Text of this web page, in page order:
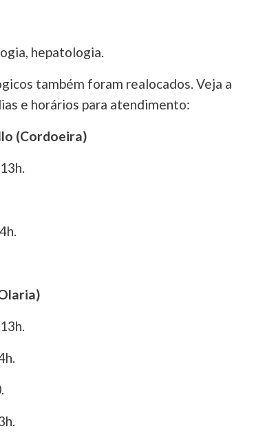
hepatologia.
também foram realocados. Veja a
e horários para atendimento:
(Cordoeira)